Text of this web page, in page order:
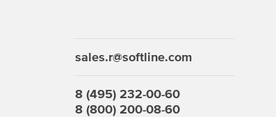
sales.r@softline.com
8 (495) 232-00-60
8 (800) 200-08-60